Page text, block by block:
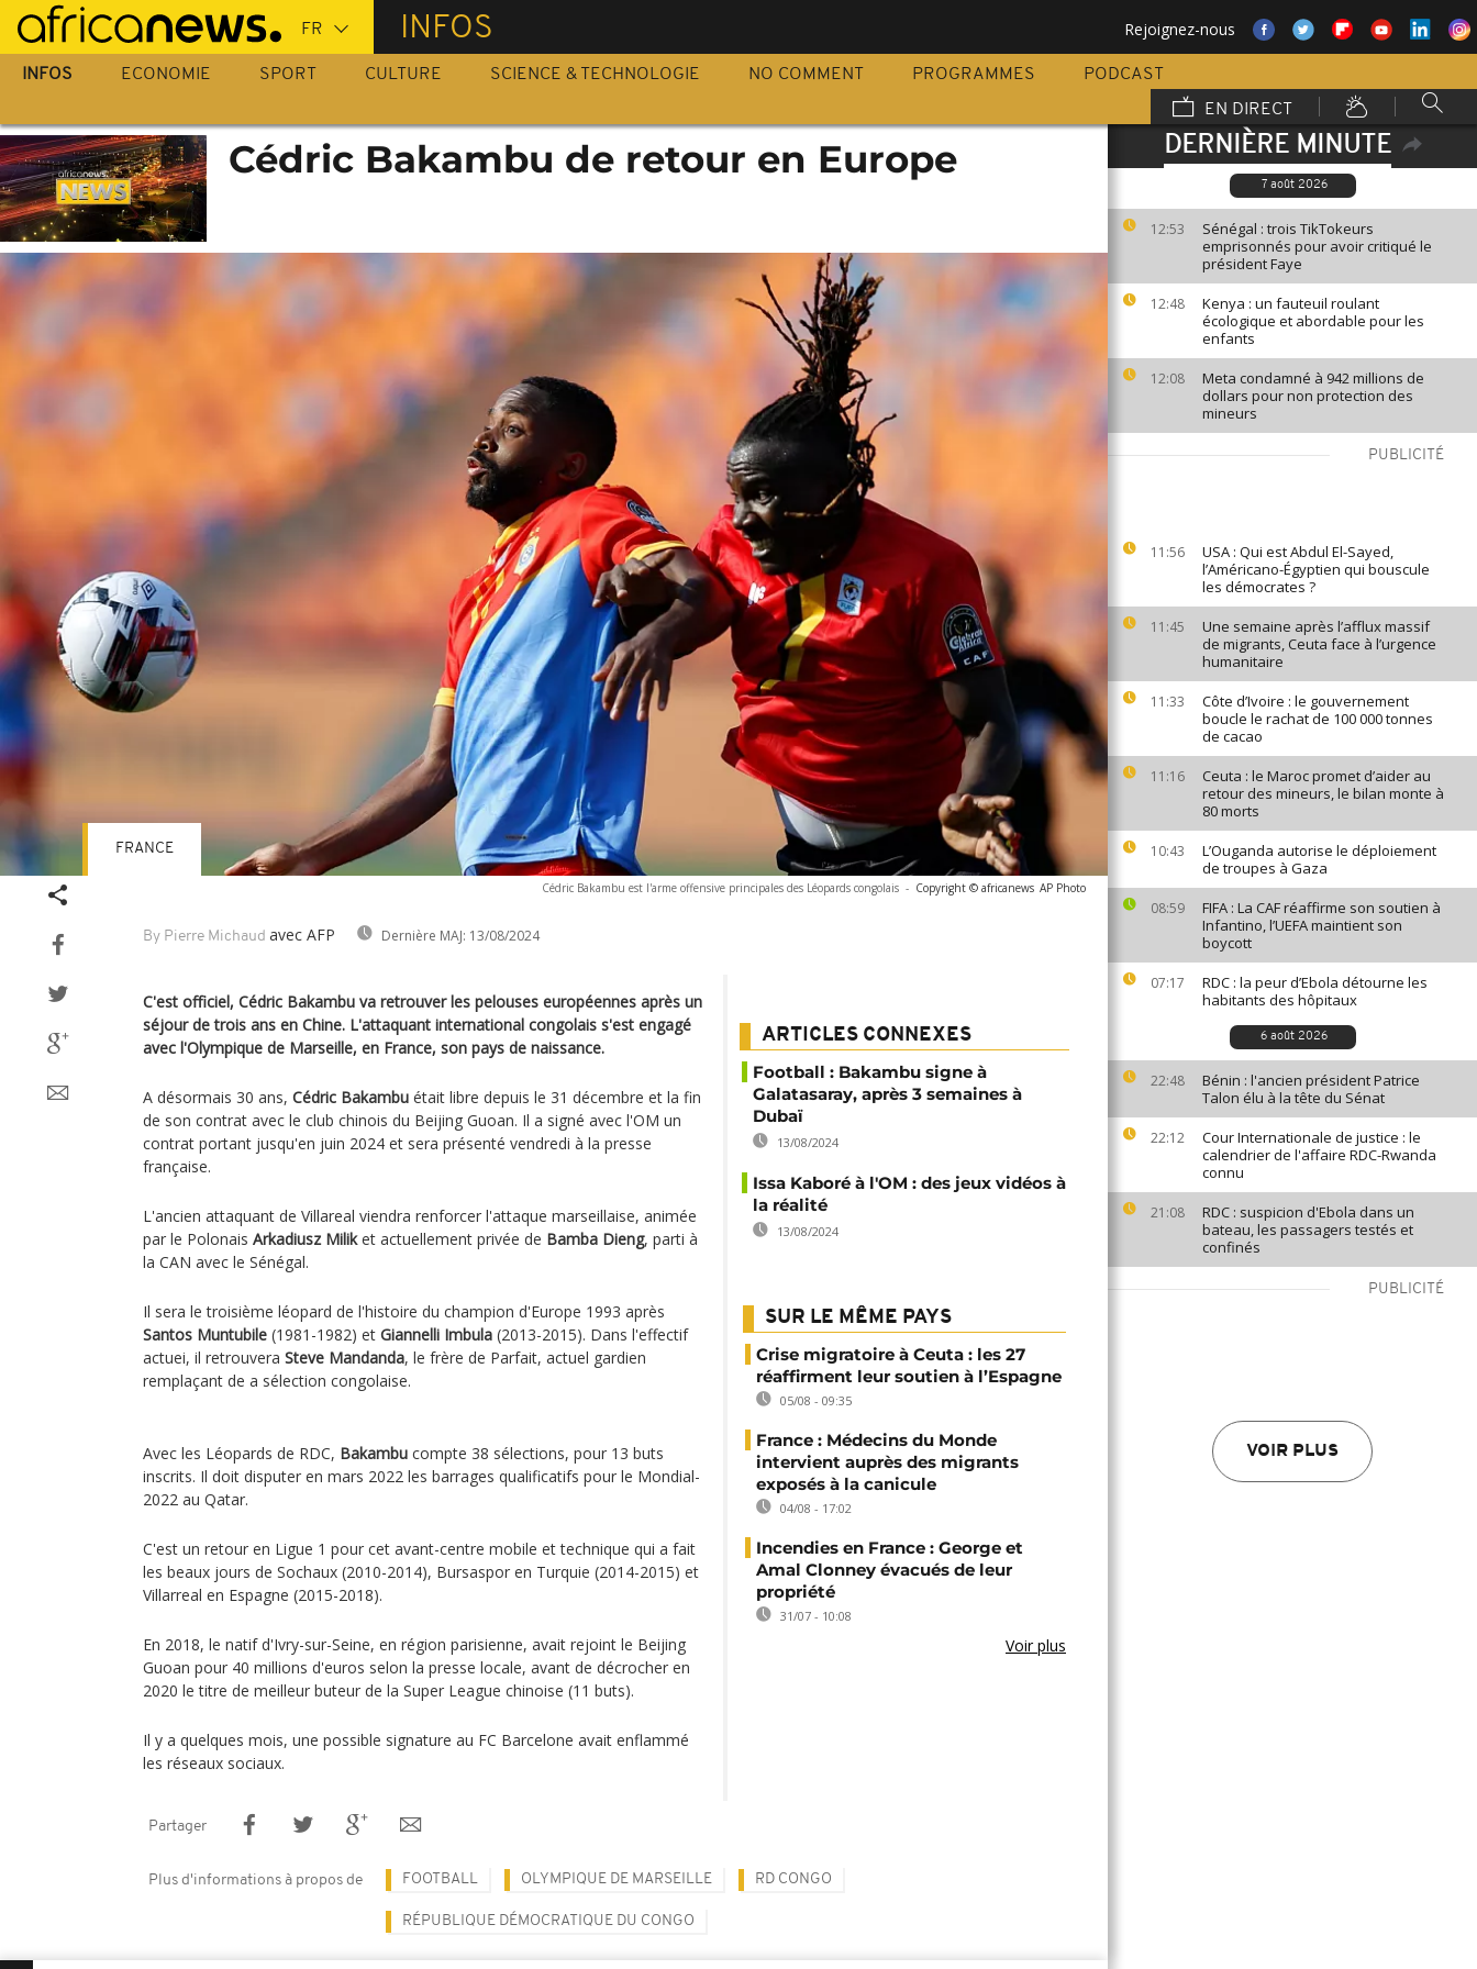
Passer
au
contenu
INFOS Rejoignez-nous
INFOS ECONOMIE SPORT CULTURE SCIENCE & TECHNOLOGIE NO COMMENT PROGRAMMES
PODCAST
EN DIRECT
DERNIÈRE MINUTE
7 août 2026
12:53
Sénégal : trois TikTokeurs
emprisonnés pour avoir critiqué le
président Faye
12:48
Kenya : un fauteuil roulant
écologique et abordable pour les
enfants
12:08
Meta condamné à 942 millions de
dollars pour non protection des
mineurs
PUBLICITÉ
11:56
USA : Qui est Abdul El-Sayed,
l’Américano-Égyptien qui bouscule
les démocrates ?
11:45
Une semaine après l’afflux massif
de migrants, Ceuta face à l’urgence
humanitaire
11:33
Côte d’Ivoire : le gouvernement
boucle le rachat de 100 000 tonnes
de cacao
11:16
Ceuta : le Maroc promet d’aider au
retour des mineurs, le bilan monte à
80 morts
10:43
L’Ouganda autorise le déploiement
de troupes à Gaza
08:59
FIFA : La CAF réaffirme son soutien à
Infantino, l’UEFA maintient son
boycott
07:17
RDC : la peur d’Ebola détourne les
habitants des hôpitaux
6 août 2026
22:48
Bénin : l'ancien président Patrice
Talon élu à la tête du Sénat
22:12
Cour Internationale de justice : le
calendrier de l'affaire RDC-Rwanda
connu
21:08
RDC : suspicion d'Ebola dans un
bateau, les passagers testés et
confinés
PUBLICITÉ
VOIR PLUS
Cédric Bakambu de retour en Europe
Cédric Bakambu est l'arme offensive principales des Léopards congolais - Copyright © africanews AP Photo
By Pierre Michaud avec AFP Dernière MAJ: 13/08/2024
FRANCE
C'est officiel, Cédric Bakambu va retrouver les pelouses européennes après un
séjour de trois ans en Chine. L'attaquant international congolais s'est engagé
avec l'Olympique de Marseille, en France, son pays de naissance.
A désormais 30 ans, Cédric Bakambu était libre depuis le 31 décembre et la fin
de son contrat avec le club chinois du Beijing Guoan. Il a signé avec l'OM un
contrat portant jusqu'en juin 2024 et sera présenté vendredi à la presse
française.
L'ancien attaquant de Villareal viendra renforcer l'attaque marseillaise, animée
par le Polonais Arkadiusz Miliket actuellement privée de Bamba Dieng, parti à
la CAN avec le Sénégal.
Il sera le troisième léopard de l'histoire du champion d'Europe 1993 après
Santos Muntubile (1981-1982) et Giannelli Imbula (2013-2015). Dans l'effectif
actuei, il retrouvera Steve Mandanda, le frère de Parfait, actuel gardien
remplaçant de a sélection congolaise.
Avec les Léopards de RDC, Bakambu compte 38 sélections, pour 13 buts
inscrits. Il doit disputer en mars 2022 les barrages qualificatifs pour le Mondial-
2022 au Qatar.
C'est un retour en Ligue 1 pour cet avant-centre mobile et technique qui a fait
les beaux jours de Sochaux (2010-2014), Bursaspor en Turquie (2014-2015) et
Villarreal en Espagne (2015-2018).
En 2018, le natif d'Ivry-sur-Seine, en région parisienne, avait rejoint le Beijing
Guoan pour 40 millions d'euros selon la presse locale, avant de décrocher en
2020 le titre de meilleur buteur de la Super League chinoise (11 buts).
Il y a quelques mois, une possible signature au FC Barcelone avait enflammé
les réseaux sociaux.
ARTICLES CONNEXES
Football : Bakambu signe à
Galatasaray, après 3 semaines à
Dubaï
13/08/2024
Issa Kaboré à l'OM : des jeux vidéos à
la réalité
13/08/2024
SUR LE MÊME PAYS
Crise migratoire à Ceuta : les 27
réaffirment leur soutien à l’Espagne
05/08 - 09:35
France : Médecins du Monde
intervient auprès des migrants
exposés à la canicule
04/08 - 17:02
Incendies en France : George et
Amal Clonney évacués de leur
propriété
31/07 - 10:08
Voir plus
Partager
Plus d'informations à propos de FOOTBALL OLYMPIQUE DE MARSEILLE RD CONGO
RÉPUBLIQUE DÉMOCRATIQUE DU CONGO